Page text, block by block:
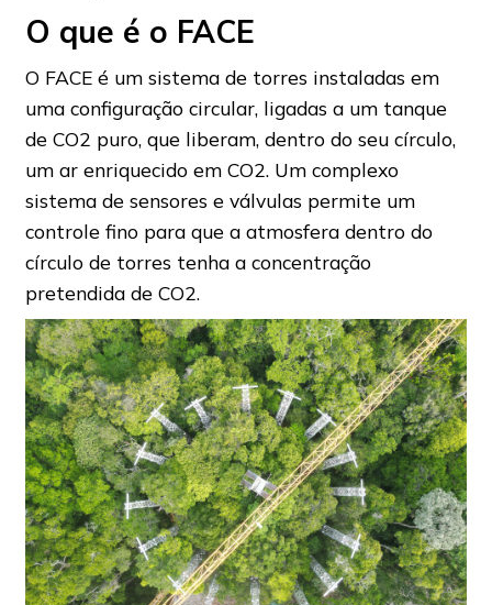
O que é o FACE
O FACE é um sistema de torres instaladas em
uma configuração circular, ligadas a um tanque
de CO2 puro, que liberam, dentro do seu círculo,
um ar enriquecido em CO2. Um complexo
sistema de sensores e válvulas permite um
controle fino para que a atmosfera dentro do
círculo de torres tenha a concentração
pretendida de CO2.